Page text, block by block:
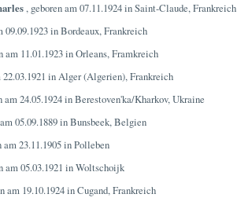
, geboren am 07.11.1924 in Saint-Claude, Frankreich
09.09.1923 in Bordeaux, Frankreich
am 11.01.1923 in Orleans, Framkreich
22.03.1921 in Alger (Algerien), Frankreich
am 24.05.1924 in Berestoven'ka/Kharkov, Ukraine
05.09.1889 in Bunsbeek, Belgien
am 23.11.1905 in Polleben
am 05.03.1921 in Woltschoijk
am 19.10.1924 in Cugand, Frankreich